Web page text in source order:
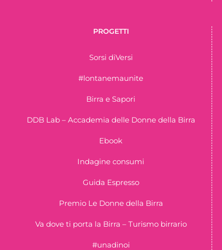
PROGETTI
Sorsi diVersi
#lontanemaunite
Birra e Sapori
DDB Lab – Accademia delle Donne della Birra
Ebook
Indagine consumi
Guida Espresso
Premio Le Donne della Birra
Va dove ti porta la Birra – Turismo birrario
#unadinoi